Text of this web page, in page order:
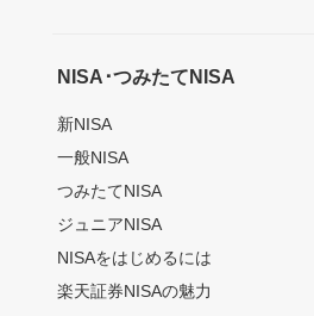
NISA･つみたてNISA
新NISA
一般NISA
つみたてNISA
ジュニアNISA
NISAをはじめるには
楽天証券NISAの魅力